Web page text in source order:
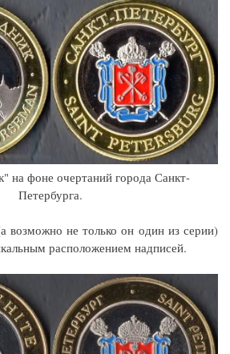
на фоне очертаний города Санкт-
Петербурга.
возможно не только он один из серии)
расположением надписей.